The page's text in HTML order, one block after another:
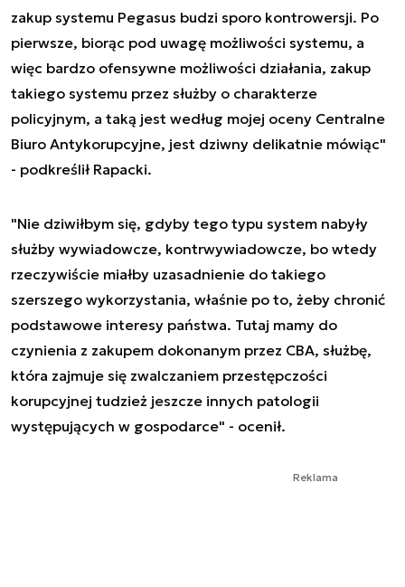
zakup systemu Pegasus budzi sporo kontrowersji. Po
pierwsze, biorąc pod uwagę możliwości systemu, a
więc bardzo ofensywne możliwości działania, zakup
takiego systemu przez służby o charakterze
policyjnym, a taką jest według mojej oceny Centralne
Biuro Antykorupcyjne, jest dziwny delikatnie mówiąc"
- podkreślił Rapacki.
"Nie dziwiłbym się, gdyby tego typu system nabyły
służby wywiadowcze, kontrwywiadowcze, bo wtedy
rzeczywiście miałby uzasadnienie do takiego
szerszego wykorzystania, właśnie po to, żeby chronić
podstawowe interesy państwa. Tutaj mamy do
czynienia z zakupem dokonanym przez CBA, służbę,
która zajmuje się zwalczaniem przestępczości
korupcyjnej tudzież jeszcze innych patologii
występujących w gospodarce" - ocenił.
Reklama